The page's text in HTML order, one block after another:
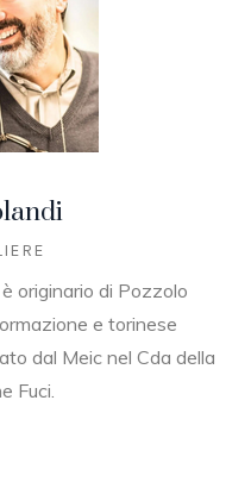
originario di Pozzolo
e torinese
dal Meic nel Cda della
Fuci.